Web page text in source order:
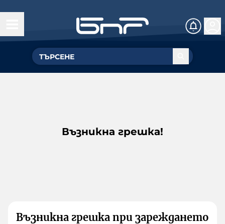
Възникна грешка!
Възникна грешка при зареждането